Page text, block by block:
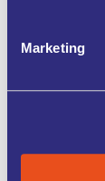
Marketing